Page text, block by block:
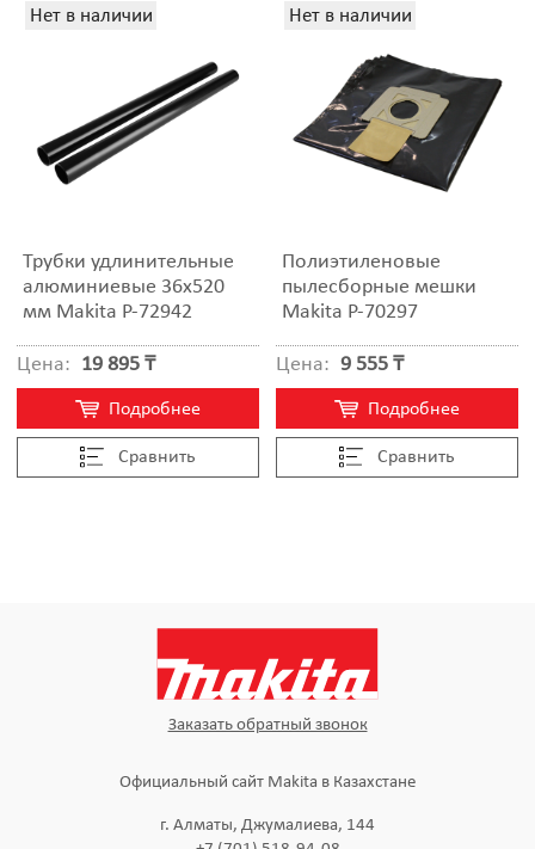
Нет в наличии
Трубки удлинительные
алюминиевые 36x520
мм Makita P-72942
Цена: 19 895 ₸
Cравнить
Подробнее
Нет в наличии
Полиэтиленовые
пылесборные мешки
Makita P-70297
Цена: 9 555 ₸
Cравнить
Подробнее
Заказать обратный звонок
Официальный сайт Makita в Казахстане
г. Алматы, Джумалиева, 144